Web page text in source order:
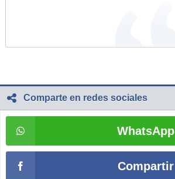
Comparte en redes sociales
WhatsApp
Compartir